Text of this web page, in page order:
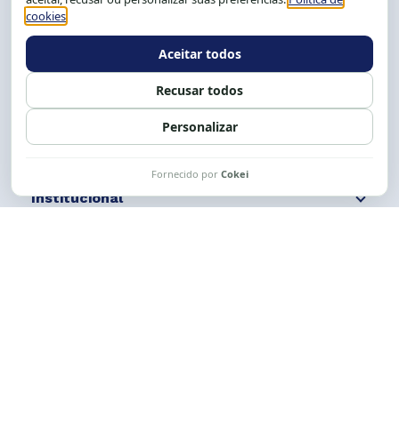
Tel.: (71) 2104-5457, Cel.: (71) 9 9239-2104 ou 2105
Expediente: 8h às 12h e 13 às 17h.
Siga nossas redes Fale conosco
Institucional